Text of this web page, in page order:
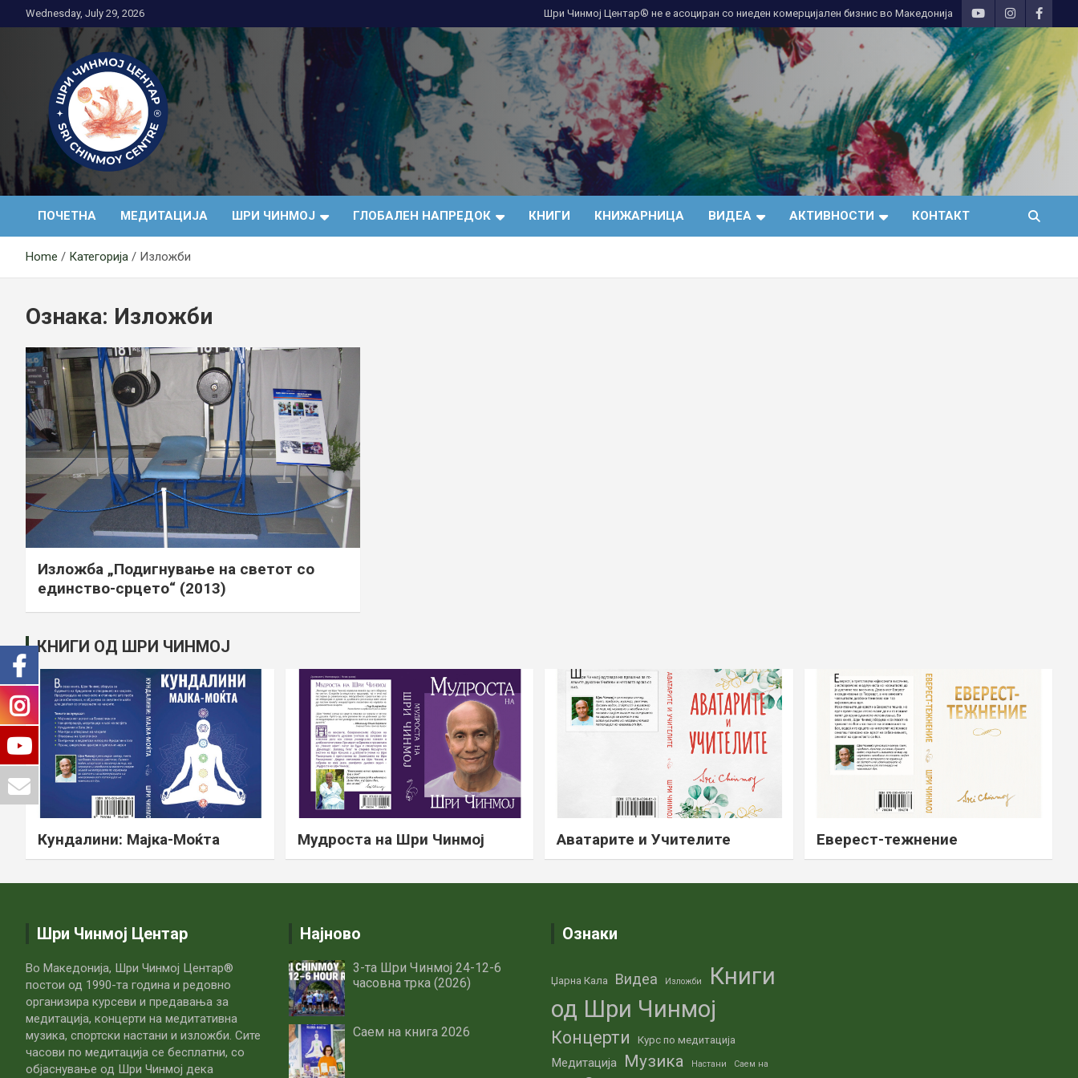
to
Wednesday, July 29, 2026 Шри Чинмој Центар® не е асоциран со ниеден комерцијален бизнис во Македонија
Медитација
ПОЧЕТНА МЕДИТАЦИЈА ШРИ ЧИНМОЈ ГЛОБАЛЕН НАПРЕДОК КНИГИ КНИЖАРНИЦА ВИДЕА АКТИВНОСТИ КОНТАКТ
Home Категорија Изложби
Ознака: Изложби
Изложба „Подигнување на светот со
единство-срцето“ (2013)
КНИГИ ОД ШРИ ЧИНМОЈ
Кундалини: Мајка-Моќта Мудроста на Шри Чинмој Аватарите и Учителите Еверест-тежнение
Шри Чинмој Центар
Во Македонија, Шри Чинмој Центар®
постои од 1990-та година и редовно
организира курсеви и предавања за
медитација, концерти на медитативна
музика, спортски настани и изложби. Сите
часови по медитацијa се бесплатни, со
објаснување од Шри Чинмој дека
Најново
3-та Шри Чинмој 24-12-6
часовна трка (2026)
Саем на книга 2026
Ознаки
Џарна Кала Видеа Изложби
Книги
од Шри Чинмој
Концерти Курс по медитација
Медитација Музика Настани Саем на